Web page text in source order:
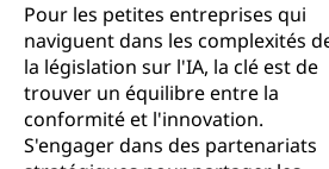
Pour les petites entreprises qui
naviguent dans les complexités
la législation sur l'IA, la clé est de
trouver un équilibre entre la
conformité et l'innovation.
S'engager dans des partenariats